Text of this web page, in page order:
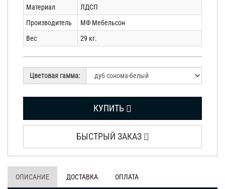
Материал
ЛДСП
Производитель
МФ Мебельсон
Вес
29 кг.
Цветовая гамма:
КУПИТЬ
БЫСТРЫЙ ЗАКАЗ
ОПИСАНИЕ ДОСТАВКА ОПЛАТА